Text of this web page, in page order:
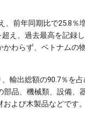
、前年同期比で25.8％
え、過去最高を記録
わらず、ベトナムの
輸出総額の90.7％を
品、機械類、設備、
よび木製品などです。